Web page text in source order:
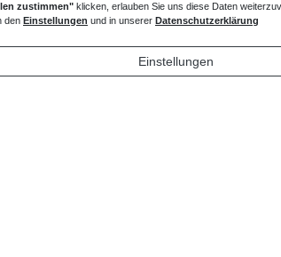
zustimmen" klicken, erlauben Sie uns diese Daten
den Einstellungen und in unserer Datenschutzerklärung
Einstellungen